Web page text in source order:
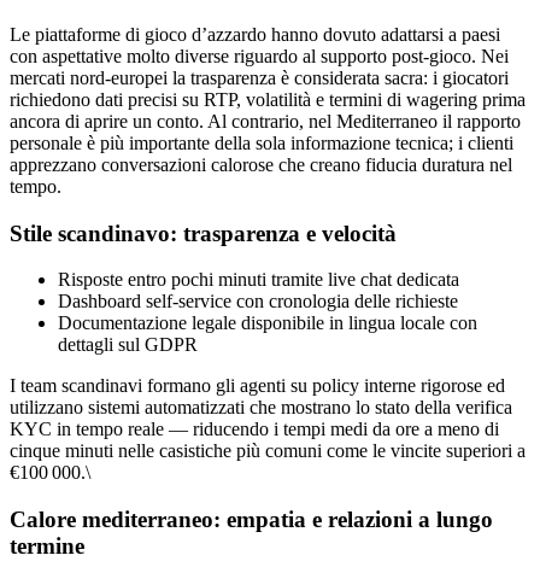
Le piattaforme di gioco d’azzardo hanno dovuto adattarsi a paesi
con aspettative molto diverse riguardo al supporto post‑gioco. Nei
mercati nord‑europei la trasparenza è considerata sacra: i giocatori
richiedono dati precisi su RTP, volatilità e termini di wagering prima
ancora di aprire un conto. Al contrario, nel Mediterraneo il rapporto
personale è più importante della sola informazione tecnica; i clienti
apprezzano conversazioni calorose che creano fiducia duratura nel
tempo.
Stile scandinavo: trasparenza e velocità
Risposte entro pochi minuti tramite live chat dedicata
Dashboard self‑service con cronologia delle richieste
Documentazione legale disponibile in lingua locale con
dettagli sul GDPR
I team scandinavi formano gli agenti su policy interne rigorose ed
utilizzano sistemi automatizzati che mostrano lo stato della verifica
KYC in tempo reale — riducendo i tempi medi da ore a meno di
cinque minuti nelle casistiche più comuni come le vincite superiori a
€100 000.\
Calore mediterraneo: empatia e relazioni a lungo
termine